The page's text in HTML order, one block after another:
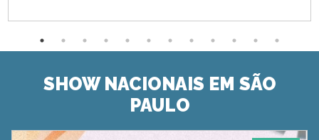
SHOW NACIONAIS EM SÃO
PAULO